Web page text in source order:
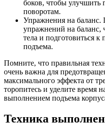
боков, чтобы улучшить
поворотам.
Упражнения на баланс.
упражнений на
тела и подготовиться
подъема.
Помните, что правильная
очень важна для
максимального эффекта от
торопитесь и уделите время
выполнением подъема
Техника